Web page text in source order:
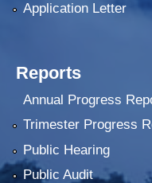
Application Letter
Reports
Annual Progress
Trimester Progress
Public Hearing
Public Audit